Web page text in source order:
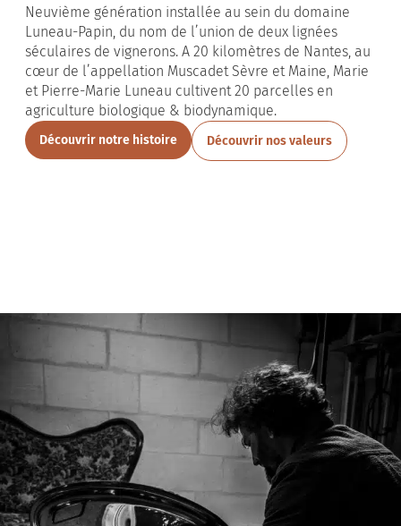
Neuvième génération installée au sein du domaine
Luneau-Papin, du nom de l’union de deux lignées
séculaires de vignerons. A 20 kilomètres de Nantes, au
cœur de l’appellation Muscadet Sèvre et Maine, Marie
et Pierre-Marie Luneau cultivent 20 parcelles en
agriculture biologique & biodynamique.
Découvrir notre histoire Découvrir nos valeurs